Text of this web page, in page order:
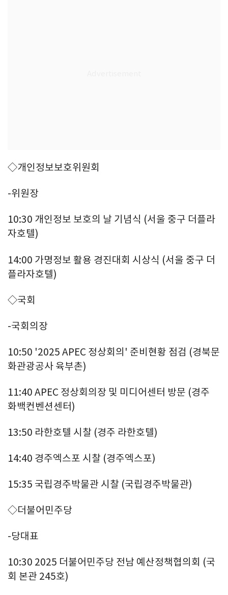
◇개인정보보호위원회
-위원장
10:30 개인정보 보호의 날 기념식 (서울 중구 더플라
자호텔)
14:00 가명정보 활용 경진대회 시상식 (서울 중구 더
플라자호텔)
◇국회
-국회의장
10:50 '2025 APEC 정상회의' 준비현황 점검 (경북문
화관광공사 육부촌)
11:40 APEC 정상회의장 및 미디어센터 방문 (경주
화백컨벤션센터)
13:50 라한호텔 시찰 (경주 라한호텔)
14:40 경주엑스포 시찰 (경주엑스포)
15:35 국립경주박물관 시찰 (국립경주박물관)
◇더불어민주당
-당대표
10:30 2025 더불어민주당 전남 예산정책협의회 (국
회 본관 245호)